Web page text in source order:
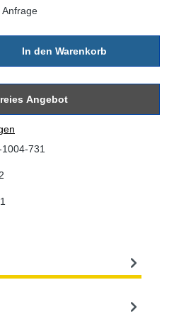
Anfrage
In den Warenkorb
Angebot
731